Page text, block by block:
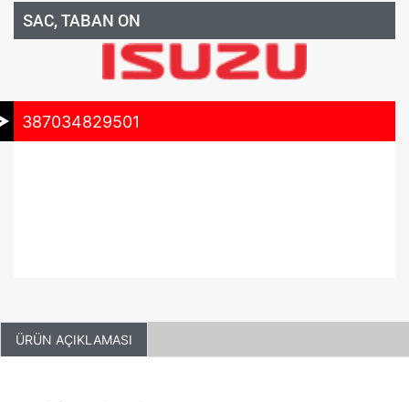
SAC, TABAN ON
387034829501
ÜRÜN AÇIKLAMASI